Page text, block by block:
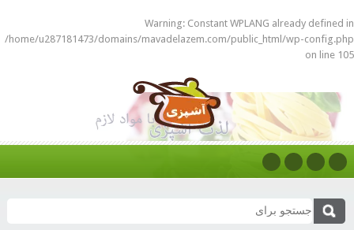
Warning: Constant WPLANG already defined in
/home/u287181473/domains/mavadelazem.com/public_html/wp-config.php
on line 105